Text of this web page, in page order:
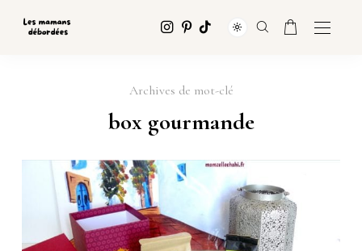
Archives de mot-clé
box gourmande